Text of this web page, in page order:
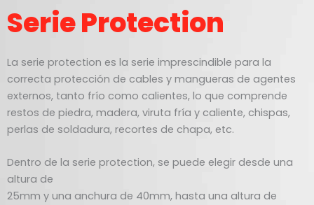
Serie Protection
La serie protection es la serie imprescindible para la
correcta protección de cables y mangueras de agentes
externos, tanto frío como calientes, lo que comprende
restos de piedra, madera, viruta fría y caliente, chispas,
perlas de soldadura, recortes de chapa, etc.
Dentro de la serie protection, se puede elegir desde una
altura de
25mm y una anchura de 40mm, hasta una altura de